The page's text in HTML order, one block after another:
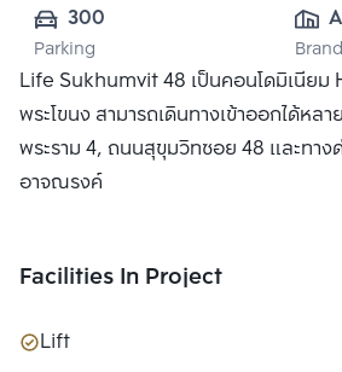
300
Parking Brand
Life Sukhumvit 48 เป็นคอนโดมิเนียม
พระโขนง สามารถเดินทางเข้าออกได้หลา
พระราม 4, ถนนสุขุมวิทซอย 48 และทางด่
อาจณรงค์
Facilities In Project
Lift